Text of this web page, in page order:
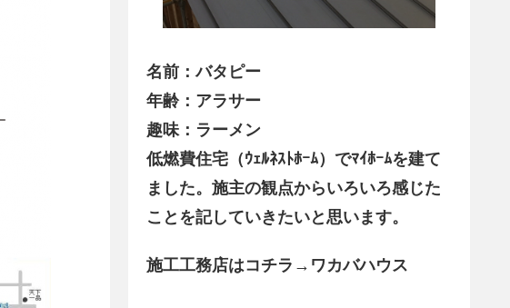
名前：バタピー
年齢：アラサー
趣味：ラーメン
低燃費住宅（ｳｪﾙﾈｽﾄﾎｰﾑ）でﾏｲﾎｰﾑを建て
ました。施主の観点からいろいろ感じた
ことを記していきたいと思います。
施工工務店はコチラ→ワカバハウス